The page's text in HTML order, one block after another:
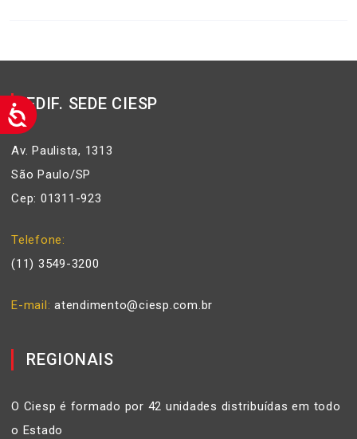
EDIF. SEDE CIESP
Av. Paulista, 1313
São Paulo/SP
Cep: 01311-923
Telefone
(11) 3549-3200
E-mail atendimento@ciesp.com.br
REGIONAIS
O Ciesp é formado por 42 unidades distribuídas em todo
o Estado